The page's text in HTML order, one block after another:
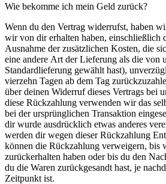
Wie bekomme ich mein Geld zurück?
Wenn du den Vertrag widerrufst, haben
wir von dir erhalten haben, einschließlich
Ausnahme der zusätzlichen Kosten, die
eine andere Art der Lieferung als die von
Standardlieferung gewählt hast),
vierzehn Tagen ab dem Tag
über deinen Widerruf dieses Vertrags bei
diese Rückzahlung verwenden wir das
bei der ursprünglichen Transaktion
dir wurde ausdrücklich etwas anderes
werden dir wegen dieser Rückzahlung
können die Rückzahlung verweigern, bis
zurückerhalten haben oder bis du den
du die Waren zurückgesandt hast, je
Zeitpunkt ist.